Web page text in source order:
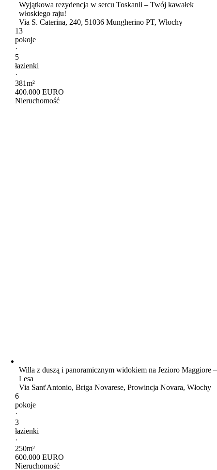
Wyjątkowa rezydencja w sercu Toskanii – Twój kawałek
włoskiego raju!
Via S. Caterina, 240, 51036 Mungherino PT, Włochy
13
pokoje
·
5
łazienki
·
381m²
400.000 EURO
Nieruchomość
Willa z duszą i panoramicznym widokiem na Jezioro Maggiore –
Lesa
Via Sant'Antonio, Briga Novarese, Prowincja Novara, Włochy
6
pokoje
·
3
łazienki
·
250m²
600.000 EURO
Nieruchomość